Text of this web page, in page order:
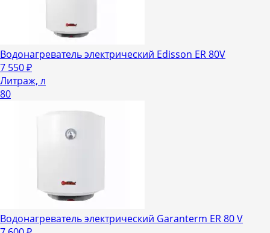
Водонагреватель электрический Edisson ER 80V
7 550₽
Литраж, л
80
Водонагреватель электрический Garanterm ER 80 V